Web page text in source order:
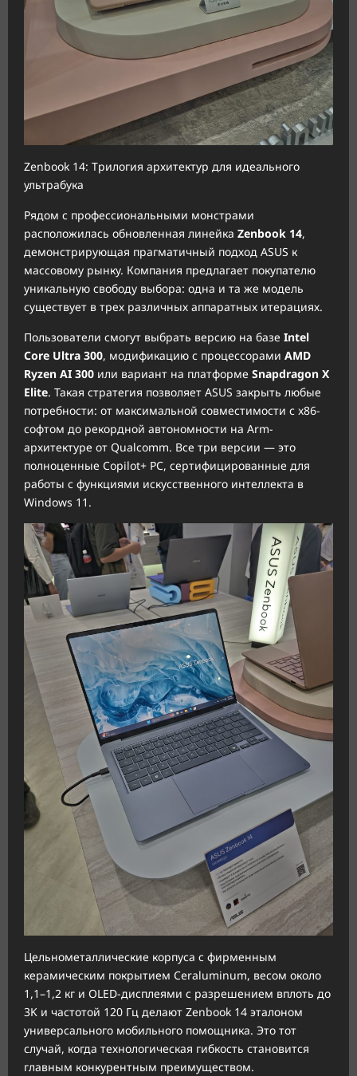
Zenbook 14: Трилогия архитектур для идеального
ультрабука
Рядом с профессиональными монстрами
расположилась обновленная линейка Zenbook 14,
демонстрирующая прагматичный подход ASUS к
массовому рынку. Компания предлагает покупателю
уникальную свободу выбора: одна и та же модель
существует в трех различных аппаратных итерациях.
Пользователи смогут выбрать версию на базе Intel
Core Ultra 300, модификацию с процессорами AMD
Ryzen AI 300 или вариант на платформе Snapdragon X
Elite. Такая стратегия позволяет ASUS закрыть любые
потребности: от максимальной совместимости с x86-
софтом до рекордной автономности на Arm-
архитектуре от Qualcomm. Все три версии — это
полноценные Copilot+ PC, сертифицированные для
работы с функциями искусственного интеллекта в
Windows 11.
Цельнометаллические корпуса с фирменным
керамическим покрытием Ceraluminum, весом около
1,1–1,2 кг и OLED-дисплеями с разрешением вплоть до
3K и частотой 120 Гц делают Zenbook 14 эталоном
универсального мобильного помощника. Это тот
случай, когда технологическая гибкость становится
главным конкурентным преимуществом.